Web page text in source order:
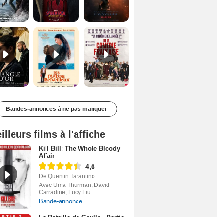
Le Triangle d'or Bande-annonce VF De la Comédie-Française Teaser VF
Bandes-annonces à ne pas manquer
films à l'affiche
Kill Bill: The Whole Bloody
Affair
4,6
De Quentin Tarantino
Avec Uma Thurman, David
Carradine, Lucy Liu
Bande-annonce